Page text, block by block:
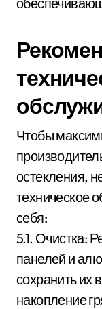
Чтобы
остекления,
техническое
себя:
5.1. Очистка:
панелей и
сохранить их
накопление